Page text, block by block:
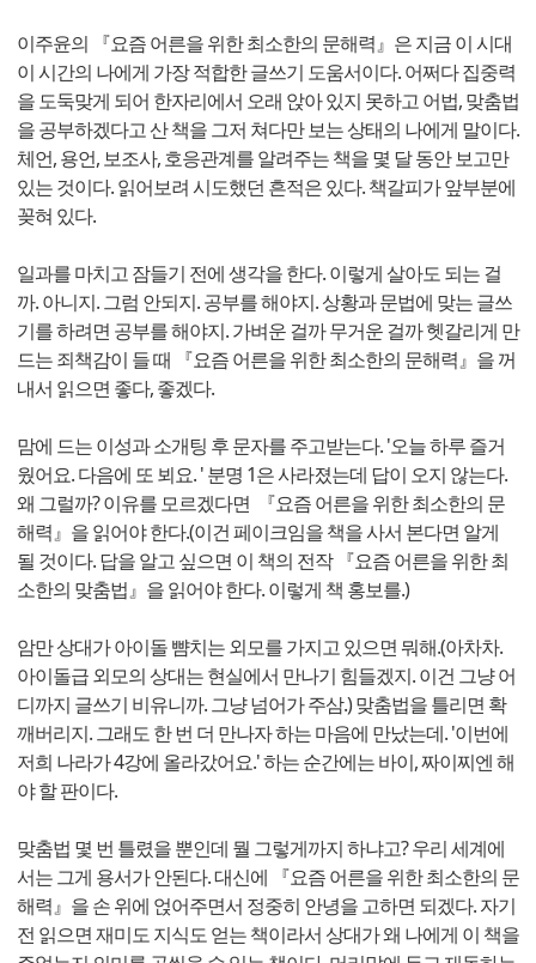
이주윤의 『요즘 어른을 위한 최소한의 문해력』은 지금 이 시대
이 시간의 나에게 가장 적합한 글쓰기 도움서이다. 어쩌다 집중력
을 도둑맞게 되어 한자리에서 오래 앉아 있지 못하고 어법, 맞춤법
을 공부하겠다고 산 책을 그저 쳐다만 보는 상태의 나에게 말이다.
체언, 용언, 보조사, 호응관계를 알려주는 책을 몇 달 동안 보고만
있는 것이다. 읽어보려 시도했던 흔적은 있다. 책갈피가 앞부분에
꽂혀 있다.
일과를 마치고 잠들기 전에 생각을 한다. 이렇게 살아도 되는 걸
까. 아니지. 그럼 안되지. 공부를 해야지. 상황과 문법에 맞는 글쓰
기를 하려면 공부를 해야지. 가벼운 걸까 무거운 걸까 헷갈리게 만
드는 죄책감이 들 때 『요즘 어른을 위한 최소한의 문해력』을 꺼
내서 읽으면 좋다, 좋겠다.
맘에 드는 이성과 소개팅 후 문자를 주고받는다. '오늘 하루 즐거
웠어요. 다음에 또 뵈요. ' 분명 1은 사라졌는데 답이 오지 않는다.
왜 그럴까? 이유를 모르겠다면 『요즘 어른을 위한 최소한의 문
해력』을 읽어야 한다.(이건 페이크임을 책을 사서 본다면 알게
될 것이다. 답을 알고 싶으면 이 책의 전작 『요즘 어른을 위한 최
소한의 맞춤법』을 읽어야 한다. 이렇게 책 홍보를.)
암만 상대가 아이돌 뺨치는 외모를 가지고 있으면 뭐해.(아차차.
아이돌급 외모의 상대는 현실에서 만나기 힘들겠지. 이건 그냥 어
디까지 글쓰기 비유니까. 그냥 넘어가 주삼.) 맞춤법을 틀리면 확
깨버리지. 그래도 한 번 더 만나자 하는 마음에 만났는데. '이번에
저희 나라가 4강에 올라갔어요.' 하는 순간에는 바이, 짜이찌엔 해
야 할 판이다.
맞춤법 몇 번 틀렸을 뿐인데 뭘 그렇게까지 하냐고? 우리 세계에
서는 그게 용서가 안된다. 대신에 『요즘 어른을 위한 최소한의 문
해력』을 손 위에 얹어주면서 정중히 안녕을 고하면 되겠다. 자기
전 읽으면 재미도 지식도 얻는 책이라서 상대가 왜 나에게 이 책을